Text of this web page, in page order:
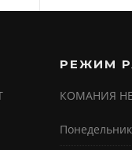
РЕЖИМ
КОМАНИЯ